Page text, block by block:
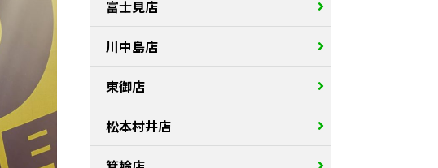
富士見店
川中島店
東御店
松本村井店